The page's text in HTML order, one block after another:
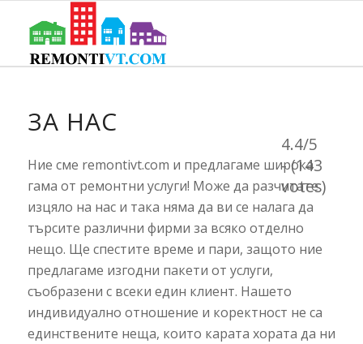
ЗА НАС
Ние сме remontivt.com и предлагаме широка
гама от ремонтни услуги! Може да разчитате
изцяло на нас и така няма да ви се налага да
търсите различни фирми за всяко отделно
нещо. Ще спестите време и пари, защото ние
предлагаме изгодни пакети от услуги,
съобразени с всеки един клиент. Нашето
индивидуално отношение и коректност не са
единствените неща, които карата хората да ни
4.4/5
- (143
votes)